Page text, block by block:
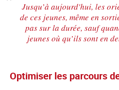
Jusqu’à aujourd'hui, les
de ces jeunes, même en
pas sur la durée, sauf
jeunes où qu’ils sont en
Optimiser les parcours